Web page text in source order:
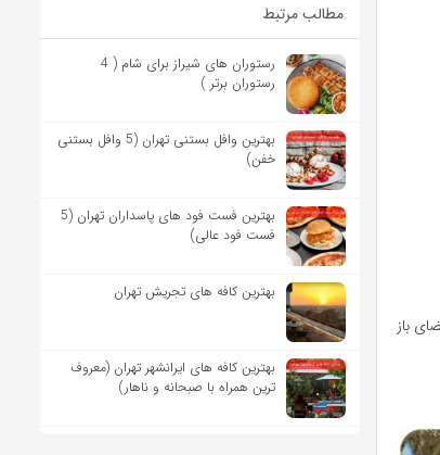
باز
مطالب مرتبط
رستوران های شیراز برای شام ( 4
رستوران برتر )
بهترین وافل بستنی تهران (5 وافل بستنی
خفن)
بهترین فست فود های پاسداران تهران (5
فست فود عالی)
بهترین کافه های تجریش تهران
بهترین کافه های ایرانشهر تهران (معروف
ترین همراه با صبحانه و ناهار)